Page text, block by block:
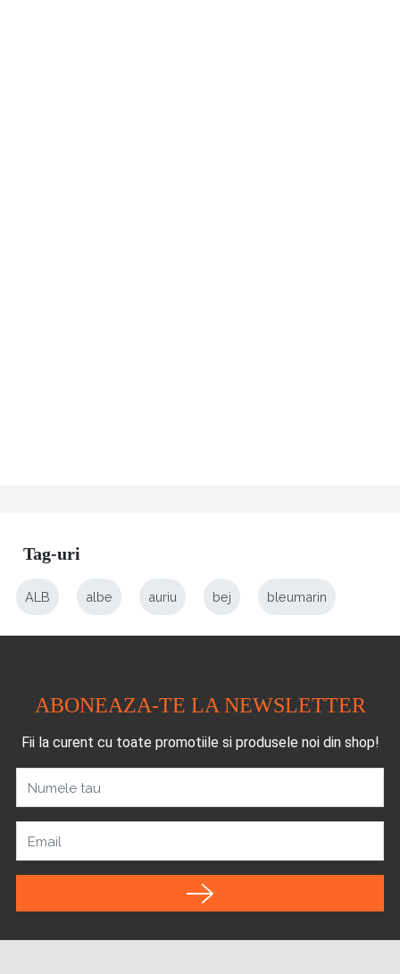
Tag-uri
ALB albe auriu bej bleumarin
ABONEAZA-TE LA NEWSLETTER
Fii la curent cu toate promotiile si produsele noi din shop!
Numele tau
Email